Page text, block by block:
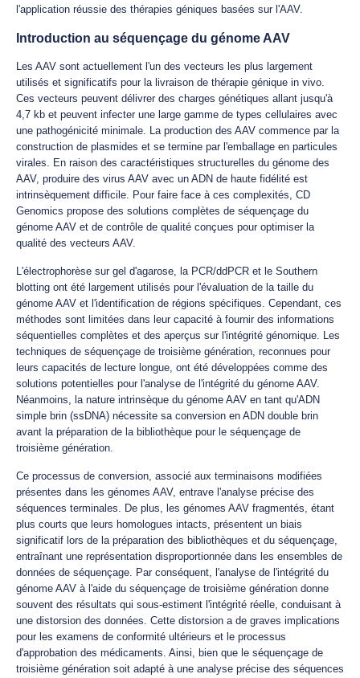
l'application réussie des thérapies géniques basées sur l'AAV.
Introduction au séquençage du génome AAV
Les AAV sont actuellement l'un des vecteurs les plus largement
utilisés et significatifs pour la livraison de thérapie génique in vivo.
Ces vecteurs peuvent délivrer des charges génétiques allant jusqu'à
4,7 kb et peuvent infecter une large gamme de types cellulaires avec
une pathogénicité minimale. La production des AAV commence par la
construction de plasmides et se termine par l'emballage en particules
virales. En raison des caractéristiques structurelles du génome des
AAV, produire des virus AAV avec un ADN de haute fidélité est
intrinsèquement difficile. Pour faire face à ces complexités, CD
Genomics propose des solutions complètes de séquençage du
génome AAV et de contrôle de qualité conçues pour optimiser la
qualité des vecteurs AAV.
L'électrophorèse sur gel d'agarose, la PCR/ddPCR et le Southern
blotting ont été largement utilisés pour l'évaluation de la taille du
génome AAV et l'identification de régions spécifiques. Cependant, ces
méthodes sont limitées dans leur capacité à fournir des informations
séquentielles complètes et des aperçus sur l'intégrité génomique. Les
techniques de séquençage de troisième génération, reconnues pour
leurs capacités de lecture longue, ont été développées comme des
solutions potentielles pour l'analyse de l'intégrité du génome AAV.
Néanmoins, la nature intrinsèque du génome AAV en tant qu'ADN
simple brin (ssDNA) nécessite sa conversion en ADN double brin
avant la préparation de la bibliothèque pour le séquençage de
troisième génération.
Ce processus de conversion, associé aux terminaisons modifiées
présentes dans les génomes AAV, entrave l'analyse précise des
séquences terminales. De plus, les génomes AAV fragmentés, étant
plus courts que leurs homologues intacts, présentent un biais
significatif lors de la préparation des bibliothèques et du séquençage,
entraînant une représentation disproportionnée dans les ensembles de
données de séquençage. Par conséquent, l'analyse de l'intégrité du
génome AAV à l'aide du séquençage de troisième génération donne
souvent des résultats qui sous-estiment l'intégrité réelle, conduisant à
une distorsion des données. Cette distorsion a de graves implications
pour les examens de conformité ultérieurs et le processus
d'approbation des médicaments. Ainsi, bien que le séquençage de
troisième génération soit adapté à une analyse précise des séquences